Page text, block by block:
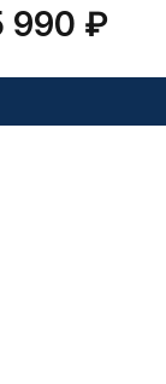
990 ₽